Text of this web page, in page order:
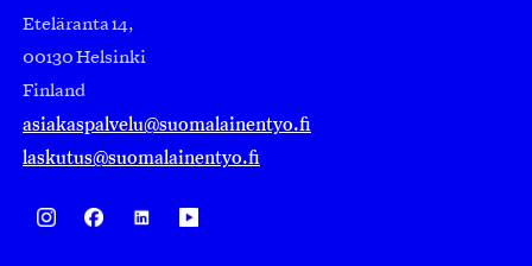
Eteläranta 14,
00130 Helsinki
Finland
asiakaspalvelu@suomalainentyo.fi
laskutus@suomalainentyo.fi